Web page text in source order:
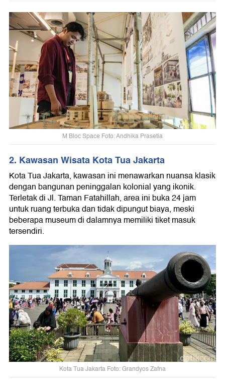
M Bloc Space Foto: Andhika Prasetia
2. Kawasan Wisata Kota Tua Jakarta
Kota Tua Jakarta, kawasan ini menawarkan nuansa klasik
dengan bangunan peninggalan kolonial yang ikonik.
Terletak di Jl. Taman Fatahillah, area ini buka 24 jam
untuk ruang terbuka dan tidak dipungut biaya, meski
beberapa museum di dalamnya memiliki tiket masuk
tersendiri.
Kota Tua Jakarta Foto: Grandyos Zafna